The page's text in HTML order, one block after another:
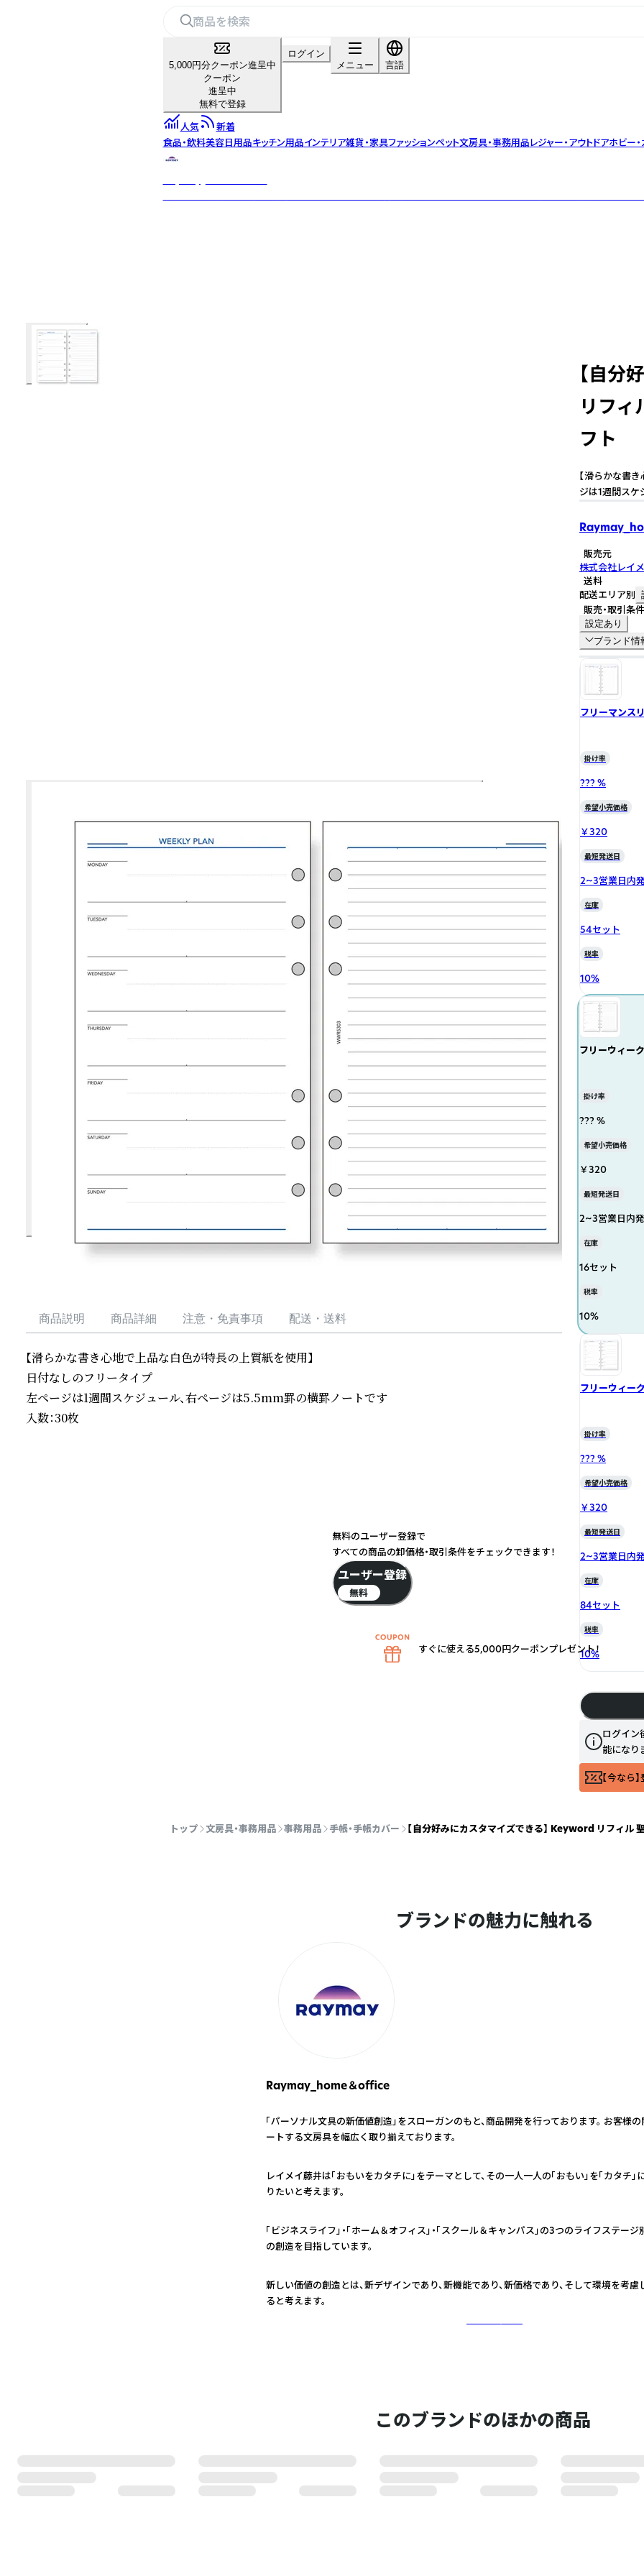
5,000円分クーポン進呈中
クーポン
進呈中
無料で登録
ログイン
メニュー
言語
人気
新着
食品・飲料美容日用品キッチン用品インテリア雑貨・家具ファッションペット文房具・事務用品レジャー・アウトドアホビー・
商品説明 商品詳細 注意・免責事項 配送・送料
【滑らかな書き心地で上品な白色が特長の上質紙を使用】
日付なしのフリータイプ
左ページは1週間スケジュール、右ページは5.5mm罫の横罫ノートです
入数：30枚
【自分
リフィ
フト
【滑らかな書
ジは1週間スケ
販売元
株式会社レイ
送料
配送エリア別
販売・取引条件
設定あり
ブランド情
フリーマンス
掛け率
??? %
希望小売価格
￥320
最短発送日
2~3営業日内
在庫
54セット
税率
10%
フリーウィー
掛け率
??? %
希望小売価格
￥320
最短発送日
2~3営業日内
在庫
16セット
税率
10%
フリーウィー
掛け率
??? %
希望小売価格
￥320
最短発送日
2~3営業日内
在庫
84セット
税率
10%
ログイン
能になり
【今なら
トップ 文房具・事務用品 事務用品 手帳・手帳カバー 【自分好みにカスタマイズできる】 Keyword リフィル
ブランドの魅力に触れる
Raymay_home＆office
「パーソナル文具の新価値創造」をスローガンのもと、商品開発を行っております。 お客様
ートする文房具を幅広く取り揃えております。
レイメイ藤井は「おもいをカタチに」をテーマとして、その一人一人の「おもい」を「カタチ
りたいと考えます。
「ビジネスライフ」・「ホーム＆オフィス」・「スクール＆キャンパス」の3つのライフステー
の創造を目指しています。
新しい価値の創造とは、新デザインであり、新機能であり、新価格であり、そして環境を考
ると考えます。
このブランドのほかの商品
無料のユーザー登録で
すべての商品の卸価格・取引条件をチェックできます！
ユーザー登録
無料
すぐに使える5,000円クーポンプレゼント！